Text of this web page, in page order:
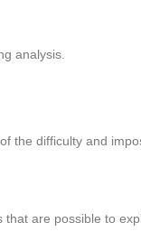
analysis.
the difficulty and
are possible to